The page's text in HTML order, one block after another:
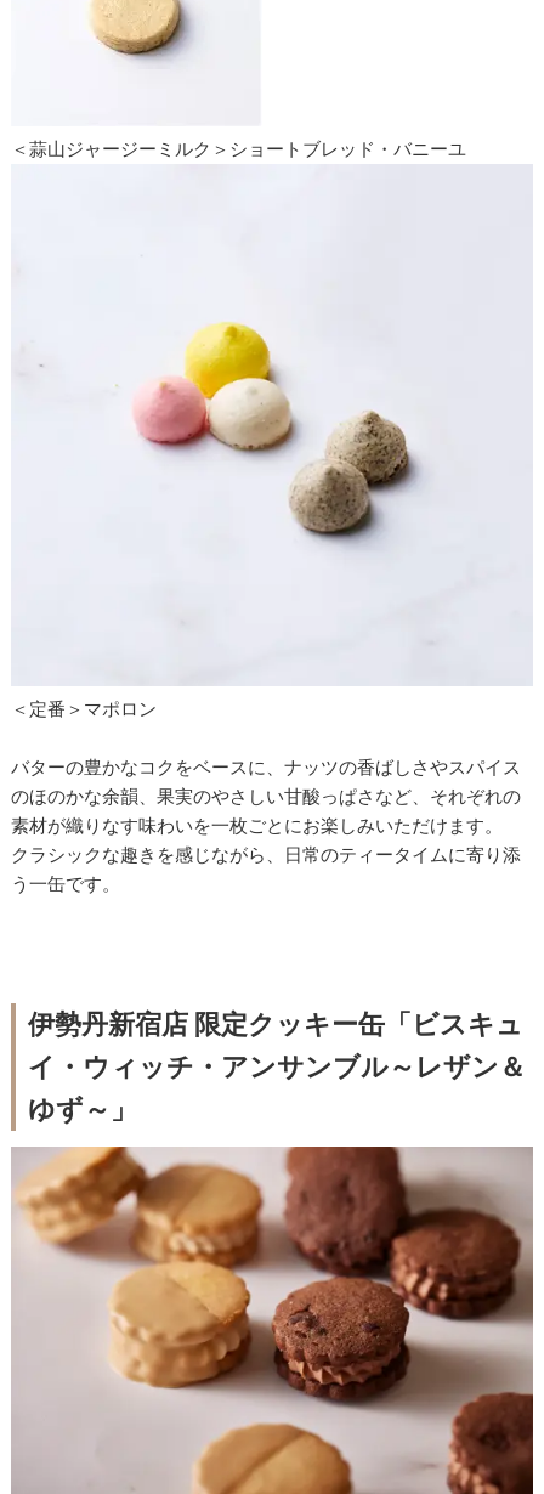
＜蒜山ジャージーミルク＞ショートブレッド・バニーユ
＜定番＞マポロン
バターの豊かなコクをベースに、ナッツの香ばしさやスパイス
のほのかな余韻、果実のやさしい⽢酸っぱさなど、それぞれの
素材が織りなす味わいを一枚ごとにお楽しみいただけます。
クラシックな趣きを感じながら、日常のティータイムに寄り添
う一⽸です。
伊勢丹新宿店 限定クッキー缶「ビスキュ
イ・ウィッチ・アンサンブル～レザン＆
ゆず～」